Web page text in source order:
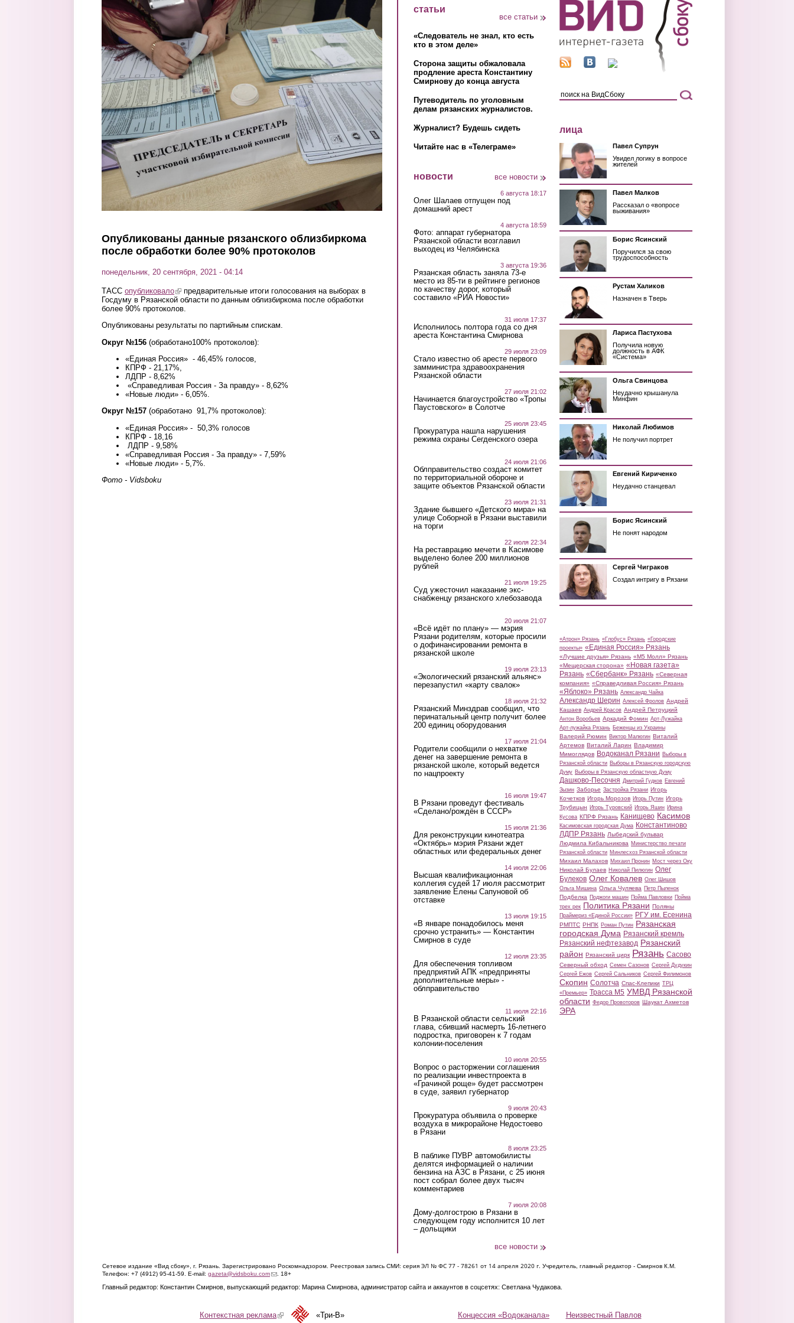
Перейти к основному содержанию
Опубликованы данные рязанского облизбиркома
после обработки более 90% протоколов
понедельник, 20 сентября, 2021 - 04:14
ТАСС опубликовало(link is external)
предварительные итоги голосования на выборах в
Госдуму в Рязанской области по данным облизбиркома после обработки
более 90% протоколов.
Опубликованы результаты по партийным спискам.
Округ №156 (обработано100% протоколов):
«Единая Россия» - 46,45% голосов,
КПРФ - 21,17%,
ЛДПР - 8,62%
«Справедливая Россия - За правду» - 8,62%
«Новые люди» - 6,05%.
Округ №157 (обработано 91,7% протоколов):
«Единая Россия» - 50,3% голосов
КПРФ - 18,16
ЛДПР - 9,58%
«Справедливая Россия - За правду» - 7,59%
«Новые люди» - 5,7%.
Фото - Vidsboku
статьи
все статьи
«Следователь не знал, кто есть
кто в этом деле»
Сторона защиты обжаловала
продление ареста Константину
Смирнову до конца августа
Путеводитель по уголовным
делам рязанских журналистов.
Журналист? Будешь сидеть
Читайте нас в «Телеграме»
новости все новости
6 августа 18:17
Олег Шалаев отпущен под
домашний арест
4 августа 18:59
Фото: аппарат губернатора
Рязанской области возглавил
выходец из Челябинска
3 августа 19:36
Рязанская область заняла 73-е
место из 85-ти в рейтинге регионов
по качеству дорог, который
составило «РИА Новости»
31 июля 17:37
Исполнилось полтора года со дня
ареста Константина Смирнова
29 июля 23:09
Стало известно об аресте первого
замминистра здравоохранения
Рязанской области
27 июля 21:02
Начинается благоустройство «Тропы
Паустовского» в Солотче
25 июля 23:45
Прокуратура нашла нарушения
режима охраны Сегденского озера
24 июля 21:06
Облправительство создаст комитет
по территориальной обороне и
защите объектов Рязанской области
23 июля 21:31
Здание бывшего «Детского мира» на
улице Соборной в Рязани выставили
на торги
22 июля 22:34
На реставрацию мечети в Касимове
выделено более 200 миллионов
рублей
21 июля 19:25
Суд ужесточил наказание экс-
снабженцу рязанского хлебозавода
20 июля 21:07
«Всё идёт по плану» — мэрия
Рязани родителям, которые просили
о дофинансировании ремонта в
рязанской школе
19 июля 23:13
«Экологический рязанский альянс»
перезапустил «карту свалок»
18 июля 21:32
Рязанский Минздрав сообщил, что
перинатальный центр получит более
200 единиц оборудования
17 июля 21:04
Родители сообщили о нехватке
денег на завершение ремонта в
рязанской школе, который ведется
по нацпроекту
16 июля 19:47
В Рязани проведут фестиваль
«Сделано/рождён в СССР»
15 июля 21:36
Для реконструкции кинотеатра
«Октябрь» мэрия Рязани ждет
областных или федеральных денег
14 июля 22:06
Высшая квалификационная
коллегия судей 17 июля рассмотрит
заявление Елены Сапуновой об
отставке
13 июля 19:15
«В январе понадобилось меня
срочно устранить» — Константин
Смирнов в суде
12 июля 23:35
Для обеспечения топливом
предприятий АПК «предприняты
дополнительные меры» -
облправительство
11 июля 22:16
В Рязанской области сельский
глава, сбивший насмерть 16-летнего
подростка, приговорен к 7 годам
колонии-поселения
10 июля 20:55
Вопрос о расторжении соглашения
по реализации инвестпроекта в
«Грачиной роще» будет рассмотрен
в суде, заявил губернатор
9 июля 20:43
Прокуратура объявила о проверке
воздуха в микрорайоне Недостоево
в Рязани
8 июля 23:25
В паблике ПУВР автомобилисты
делятся информацией о наличии
бензина на АЗС в Рязани, с 25 июня
пост собрал более двух тысяч
комментариев
7 июля 20:08
Дому-долгострою в Рязани в
следующем году исполнится 10 лет
– дольщики
все новости
лица
Павел Супрун
Увидел логику в вопросе
жителей
Павел Малков
Рассказал о «вопросе
выживания»
Борис Ясинский
Поручился за свою
трудоспособность
Рустам Халиков
Назначен в Тверь
Лариса Пастухова
Получила новую
должность в АФК
«Система»
Ольга Свинцова
Неудачно крышанула
Минфин
Николай Любимов
Не получил портрет
Евгений Кириченко
Неудачно станцевал
Борис Ясинский
Не понят народом
Сергей Чиграков
Создал интригу в Рязани
«Атрон» Рязань «Глобус» Рязань «Городские
проекты» «Единая Россия» Рязань
«Лучшие друзья» Рязань «М5 Молл» Рязань
«Мещерская сторона» «Новая газета»
Рязань «Сбербанк» Рязань «Северная
компания» «Справедливая Россия» Рязань
«Яблоко» Рязань Александр Чайка
Александр Шерин Алексей Фролов Андрей
Кашаев Андрей Красов Андрей Петруцкий
Антон Воробьев Аркадий Фомин Арт-Лужайка
Арт-лужайка Рязань Беженцы из Украины
Валерий Рюмин Виктор Малюгин Виталий
Артемов Виталий Ларин Владимир
Мимоглядов Водоканал Рязани Выборы в
Рязанской области Выборы в Рязанскую городскую
Думу Выборы в Рязанскую областную Думу
Дашково-Песочня Дмитрий Гудков Евгений
Зызин Заборье Застройка Рязани Игорь
Кочетков Игорь Морозов Игорь Путин Игорь
Трубицын Игорь Туровский Игорь Яшин Ирина
Кусова КПРФ Рязань Канищево Касимов
Касимовская городская Дума Константиново
ЛДПР Рязань Лыбедский бульвар
Людмила Кибальникова Министерство печати
Рязанской области Минлесхоз Рязанской области
Михаил Малахов Михаил Пронин Мост через Оку
Николай Булаев Николай Пилюгин Олег
Булеков Олег Ковалев Олег Шишов
Ольга Мишина Ольга Чуляева Петр Пыленок
Подбелка Поджоги машин Пойма Павловки Пойма
трех рек Политика Рязани Поляны
Праймериз «Единой России» РГУ им. Есенина
РМПТС РНПК Роман Путин Рязанская
городская Дума Рязанский кремль
Рязанский нефтезавод Рязанский
район Рязанский цирк Рязань Сасово
Северный обход Семен Сазонов Сергей Дудукин
Сергей Ежов Сергей Сальников Сергей Филимонов
Скопин Солотча Спас-Клепики ТРЦ
«Премьер» Трасса М5 УМВД Рязанской
области Федор Провоторов Шаукат Ахметов
ЭРА
Сетевое издание «Вид сбоку», г. Рязань. Зарегистрировано Роскомнадзором. Реестровая запись СМИ: серия ЭЛ № ФС 77 - 78261 от 14 апреля 2020 г. Учредитель, главный редактор - Смирнов К.М.
Телефон: +7 (4912) 95-41-59. E-mail: gazeta@vidsboku.com(link sends e-mail)
. 18+
Главный редактор: Константин Смирнов, выпускающий редактор: Марина Смирнова, администратор сайта и аккаунтов в соцсетях: Светлана Чудакова.
Концессия «Водоканала» Неизвестный Павлов
Контекстная реклама(link is external)«Три-В»